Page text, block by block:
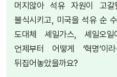
머지않아 석유 자원이 고
불식시키고, 미국을 석유 순
도대체 셰일가스, 셰일오
언제부터 어떻게 ‘혁명’
뒤집어놓았을까요?